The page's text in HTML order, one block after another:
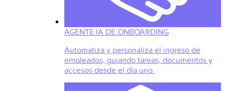
AGENTE IA DE ONBOARDING
Automatiza y personaliza el ingreso de
empleados, guiando tareas, documentos y
accesos desde el día uno.